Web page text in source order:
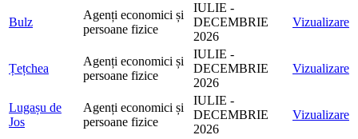
Bulz
Agenți economici și
persoane fizice
IULIE -
DECEMBRIE
2026
Vizualizare
Țețchea
Agenți economici și
persoane fizice
IULIE -
DECEMBRIE
2026
Vizualizare
Lugașu de
Jos
Agenți economici și
persoane fizice
IULIE -
DECEMBRIE
2026
Vizualizare